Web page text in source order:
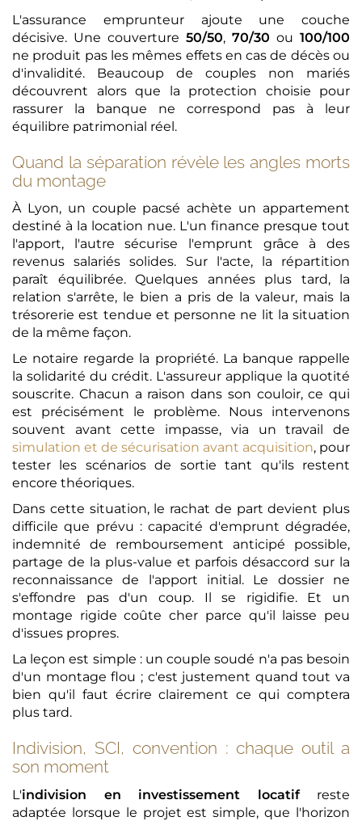
L'assurance emprunteur ajoute une couche
décisive. Une couverture 50/50, 70/30 ou 100/100
ne produit pas les mêmes effets en cas de décès ou
d'invalidité. Beaucoup de couples non mariés
découvrent alors que la protection choisie pour
rassurer la banque ne correspond pas à leur
équilibre patrimonial réel.
Quand la séparation révèle les angles morts
du montage
À Lyon, un couple pacsé achète un appartement
destiné à la location nue. L'un finance presque tout
l'apport, l'autre sécurise l'emprunt grâce à des
revenus salariés solides. Sur l'acte, la répartition
paraît équilibrée. Quelques années plus tard, la
relation s'arrête, le bien a pris de la valeur, mais la
trésorerie est tendue et personne ne lit la situation
de la même façon.
Le notaire regarde la propriété. La banque rappelle
la solidarité du crédit. L'assureur applique la quotité
souscrite. Chacun a raison dans son couloir, ce qui
est précisément le problème. Nous intervenons
souvent avant cette impasse, via un travail de
simulation et de sécurisation avant acquisition, pour
tester les scénarios de sortie tant qu'ils restent
encore théoriques.
Dans cette situation, le rachat de part devient plus
difficile que prévu : capacité d'emprunt dégradée,
indemnité de remboursement anticipé possible,
partage de la plus-value et parfois désaccord sur la
reconnaissance de l'apport initial. Le dossier ne
s'effondre pas d'un coup. Il se rigidifie. Et un
montage rigide coûte cher parce qu'il laisse peu
d'issues propres.
La leçon est simple : un couple soudé n'a pas besoin
d'un montage flou ; c'est justement quand tout va
bien qu'il faut écrire clairement ce qui comptera
plus tard.
Indivision, SCI, convention : chaque outil a
son moment
L'indivision en investissement locatifreste
adaptée lorsque le projet est simple, que l'horizon